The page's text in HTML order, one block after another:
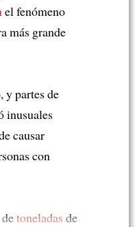
el fenómeno
más grande
y partes de
inusuales
causar
con
toneladas de